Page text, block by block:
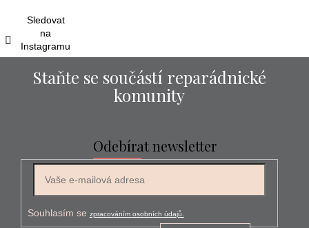
Sledovat
na
Instagramu
Staňte se součástí reparádnické
komunity
Odebírat newsletter
Souhlasím se zpracováním osobních údajů.